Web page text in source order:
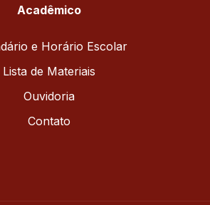
Acadêmico
e Horário Escolar
Lista de Materiais
Ouvidoria
Contato